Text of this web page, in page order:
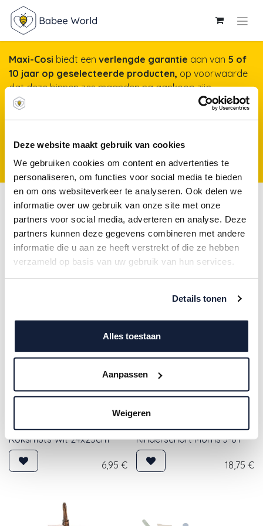
Deze website maakt gebruik van cookies
We gebruiken cookies om content en advertenties te
personaliseren, om functies voor social media te bieden
en om ons websiteverkeer te analyseren. Ook delen we
informatie over uw gebruik van onze site met onze
partners voor social media, adverteren en analyse. Deze
partners kunnen deze gegevens combineren met andere
informatie die u aan ze heeft verstrekt of die ze hebben
verzameld op basis van uw gebruik van hun services.
Details tonen
Alles toestaan
Aanpassen
Weigeren
Maxi-Cosi biedt een verlengde garantie aan van 5 of
10 jaar op geselecteerde producten, op voorwaarde
dat deze binnen zes maanden na aankoop zijn
geregistreerd op onze website. Het duurt maar een
verlengde garantie.
Keuken & winkel
Speeltafels
Tenten &
kruiprollen
Keuken
&
winkel
Egmont | Keukengerei
Koksmuts Wit 24x25cm
6,95 €
Egmont | Keukengerei
Kinderschort Morris 3-8Y
18,75 €